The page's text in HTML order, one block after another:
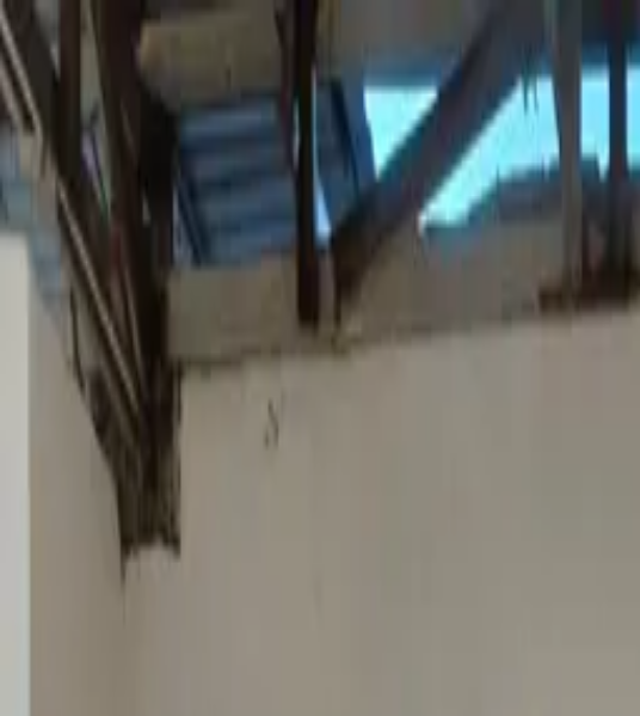
Tanya Jawab humas@icg.sch.id